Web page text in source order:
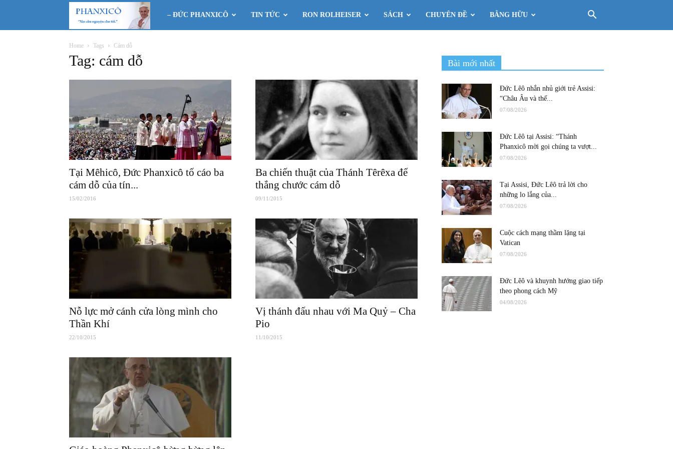
Phanxicô
– ĐỨC PHANXICÔ TIN TỨC RON ROLHEISER SÁCH CHUYÊN ĐỀ BẰNG HỮU
Home Tags Cám dỗ
Tag: cám dỗ
Tại Mêhicô, Đức Phanxicô tố cáo ba
cám dỗ của tín...
15/02/2016
Ba chiến thuật của Thánh Têrêxa để
thắng chước cám dỗ
09/11/2015
Nỗ lực mở cánh cửa lòng mình cho
Thần Khí
22/10/2015
Vị thánh đấu nhau với Ma Quỷ – Cha
Pio
11/10/2015
Bài mới nhất
Đức Lêô nhắn nhủ giới trẻ Assisi:
“Châu Âu và thế...
07/08/2026
Đức Lêô tại Assisi: “Thánh
Phanxicô mời gọi chúng ta vượt...
07/08/2026
Tại Assisi, Đức Lêô trả lời cho
những lo lắng của...
07/08/2026
Cuộc cách mạng thầm lặng tại
Vatican
07/08/2026
Đức Lêô và khuynh hướng giao tiếp
theo phong cách Mỹ
04/08/2026